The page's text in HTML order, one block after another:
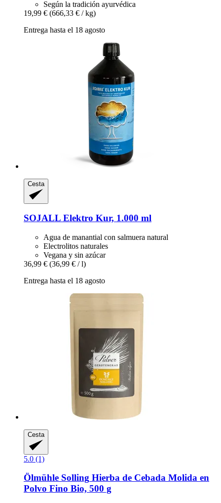
Según la tradición ayurvédica
19,99 € (666,33 € / kg)
Entrega hasta el 18 agosto
Cesta
SOJALL Elektro Kur, 1.000 ml
Agua de manantial con salmuera natural
Electrolitos naturales
Vegana y sin azúcar
36,99 € (36,99 € / l)
Entrega hasta el 18 agosto
Cesta
5.0 (1)
Ölmühle Solling Hierba de Cebada Molida en
Polvo Fino Bio, 500 g